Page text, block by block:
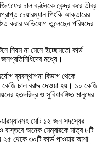
চাল বণ্টনকে কেন্দ্র করে তীব্র
চেয়ারম্যান পিংকি আক্তারের
করার অভিযোগ তুলেছেন পরিষদের
নিয়ম না মেনে ইচ্ছেমতো কার্ড
মধ্যে।
ব্যবস্থাপনা বিভাগ থেকে
চাল বরাদ্দ দেওয়া হয়। ১০ কেজি
হতদরিদ্র ও সুবিধাবঞ্চিত মানুষের
মোট ১২ জন সদস্যের
বাস্তবে অনেক মেম্বারকে মাত্র ৮টি
থেকে ৩০টি কার্ড পাওয়ার আশা